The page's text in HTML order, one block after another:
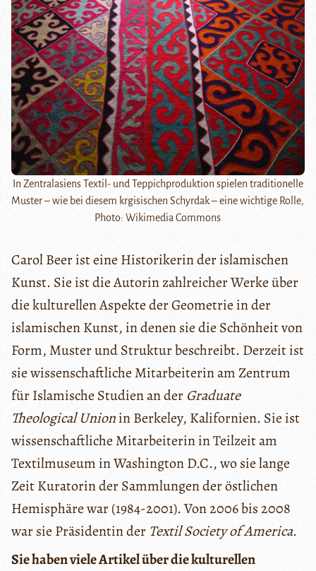
In Zentralasiens Textil- und Teppichproduktion spielen traditionelle
Muster – wie bei diesem krgisischen Schyrdak – eine wichtige Rolle,
Photo: Wikimedia Commons
Carol Beer ist eine Historikerin der islamischen
Kunst. Sie ist die Autorin zahlreicher Werke über
die kulturellen Aspekte der Geometrie in der
islamischen Kunst, in denen sie die Schönheit von
Form, Muster und Struktur beschreibt. Derzeit ist
sie wissenschaftliche Mitarbeiterin am Zentrum
für Islamische Studien an der Graduate
Theological Unionin Berkeley, Kalifornien. Sie ist
wissenschaftliche Mitarbeiterin in Teilzeit am
Textilmuseum in Washington D.C., wo sie lange
Zeit Kuratorin der Sammlungen der östlichen
Hemisphäre war (1984-2001). Von 2006 bis 2008
war sie Präsidentin der Textil Society of America.
Sie haben viele Artikel über die kulturellen